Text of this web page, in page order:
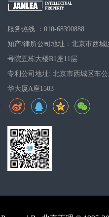
服务热线 ：010-68390888
知产/律所公司地址：北京市西城
号院五栋大楼B1座11层
专利公司地址: 北京市西城区车
华大厦A座1503